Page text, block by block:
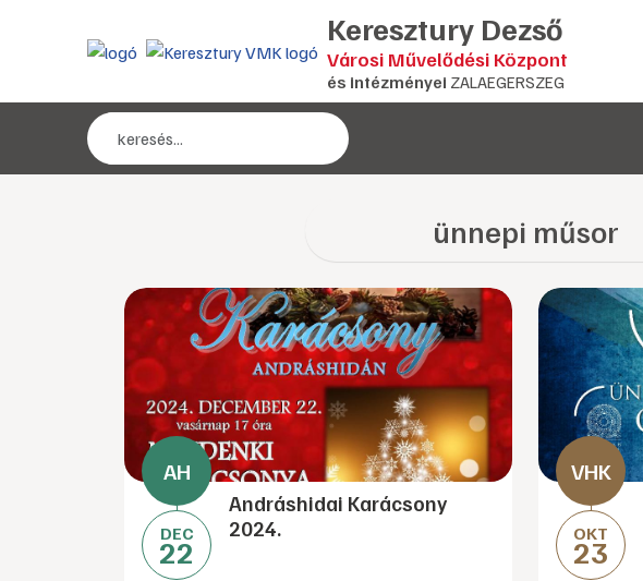
Keresztury Dezső
Városi Művelődési Központ
és intézményei ZALAEGERSZEG
ünnepi műsor
DEC
22
Andráshidai Karácsony
2024.
OKT
23